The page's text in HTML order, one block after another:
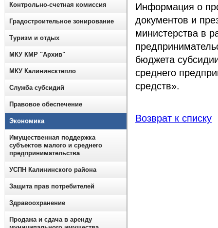
Информация о
документов и
министерства в
бюджета
среднего
средств».
Возврат к списку
Контрольно-счетная комиссия
Градостроительное зонирование
Туризм и отдых
МКУ КМР "Архив"
МКУ Калининсктепло
Служба субсидий
Правовое обеспечение
Экономика
Имущественная поддержка
субъектов малого и среднего
предпринимательства
УСПН Калининского района
Защита прав потребителей
Здравоохранение
Продажа и сдача в аренду